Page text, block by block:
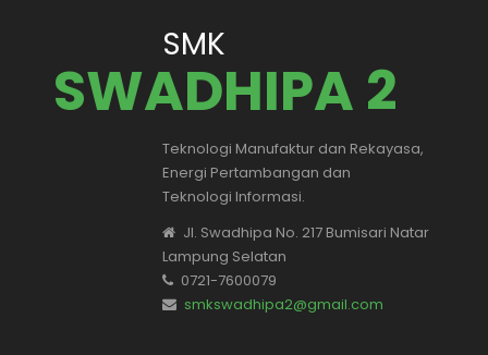
SMK
SWADHIPA 2
Teknologi Manufaktur dan Rekayasa,
Energi Pertambangan dan
Teknologi Informasi.
Jl. Swadhipa No. 217 Bumisari Natar
Lampung Selatan
0721-7600079
smkswadhipa2@gmail.com